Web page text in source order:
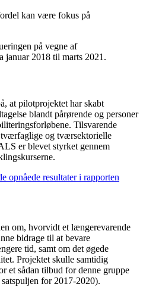
kan være fokus på
på vegne af
januar 2018 til marts 2021.
at pilotprojektet har skabt
blandt pårørende og personer
Tilsvarende
og tværsektorielle
er blevet styrket gennem
opnåede resultater i rapporten
om, hvorvidt et længerevarende
bidrage til at bevare
tid, samt om det øgede
Projektet skulle samtidig
et sådan tilbud for denne gruppe
for 2017-2020).